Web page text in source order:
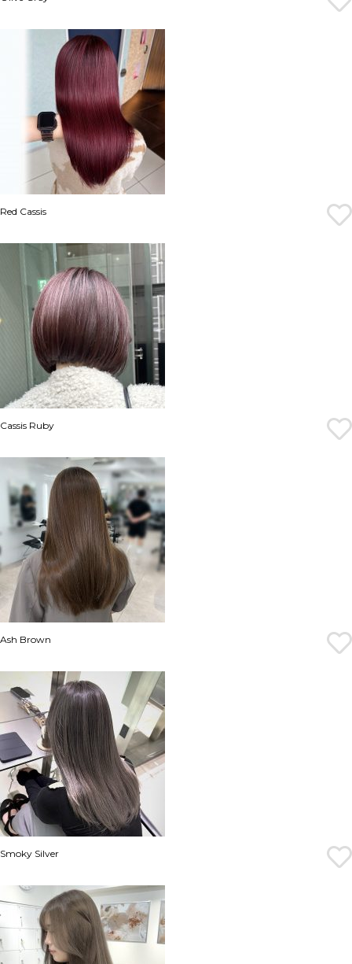
Red Cassis
Cassis Ruby
Ash Brown
Smoky Silver